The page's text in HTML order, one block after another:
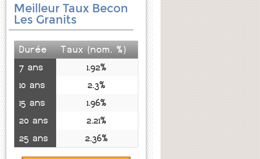
Meilleur Taux Becon
Les Granits
Durée
Taux (nom. %)
7 ans
1.92%
10 ans
2.3%
15 ans
1.96%
20 ans
2.21%
25 ans
2.36%